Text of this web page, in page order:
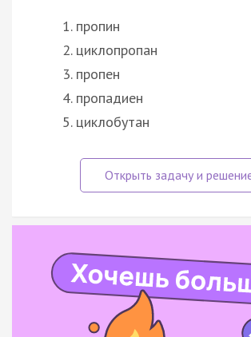
пропин
циклопропан
пропен
пропадиен
циклобутан